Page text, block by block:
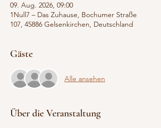
09. Aug. 2026, 09:00
1Null7 – Das Zuhause, Bochumer Straße
107, 45886 Gelsenkirchen, Deutschland
Gäste
Alle ansehen
Über die Veranstaltung